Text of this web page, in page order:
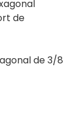
de
de 3/8